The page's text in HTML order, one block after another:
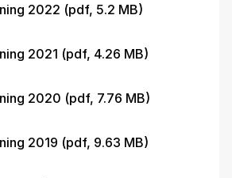
2022 (pdf, 5.2 MB)
2021 (pdf, 4.26 MB)
2020 (pdf, 7.76 MB)
2019 (pdf, 9.63 MB)